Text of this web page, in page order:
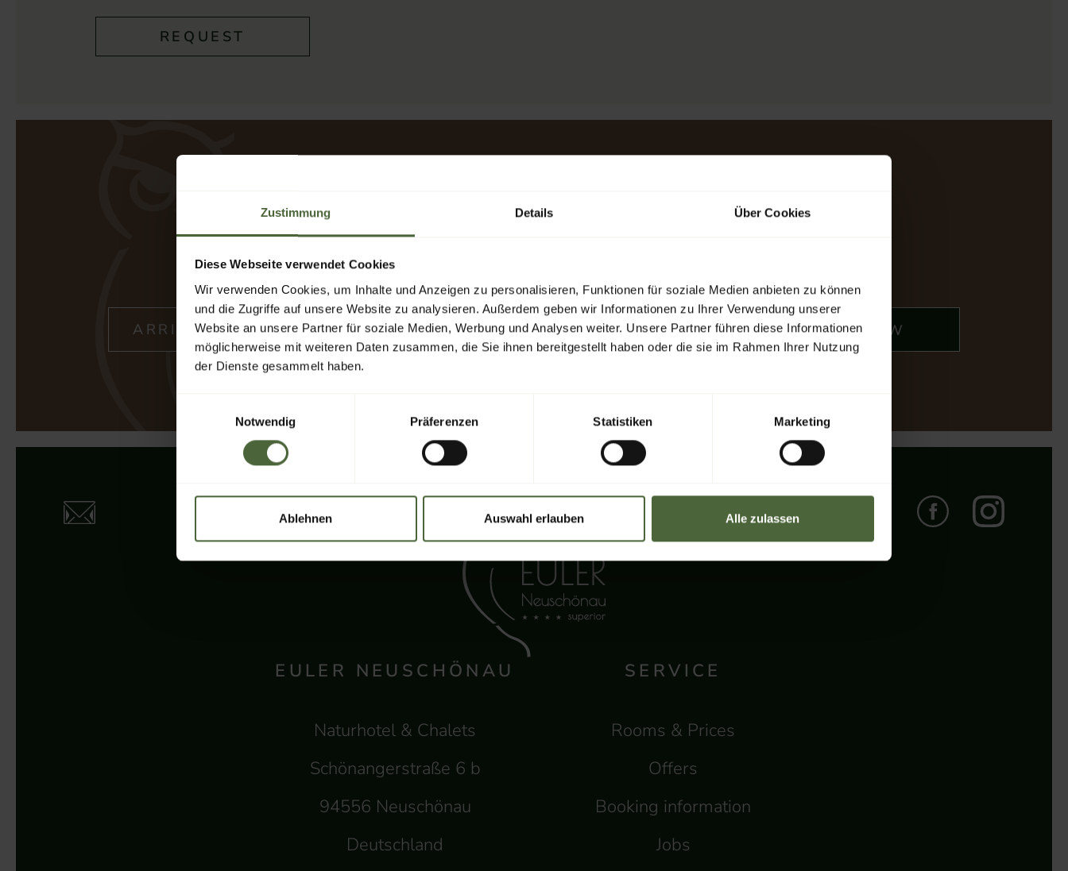
Zustimmung Details Über Cookies
Diese Webseite verwendet Cookies
Wir verwenden Cookies, um Inhalte und Anzeigen zu personalisieren, Funktionen für soziale Medien anbieten zu können
und die Zugriffe auf unsere Website zu analysieren. Außerdem geben wir Informationen zu Ihrer Verwendung unserer
Website an unsere Partner für soziale Medien, Werbung und Analysen weiter. Unsere Partner führen diese Informationen
möglicherweise mit weiteren Daten zusammen, die Sie ihnen bereitgestellt haben oder die sie im Rahmen Ihrer Nutzung
der Dienste gesammelt haben.
Notwendig
Präferenzen Statistiken Marketing
Ablehnen Auswahl erlauben Alle zulassen
REQUEST
online request
REQUEST BOOK NOW
EULER NEUSCHÖNAU
Naturhotel & Chalets
Schönangerstraße 6 b
94556 Neuschönau
Deutschland
SERVICE
Rooms & Prices
Offers
Booking information
Jobs